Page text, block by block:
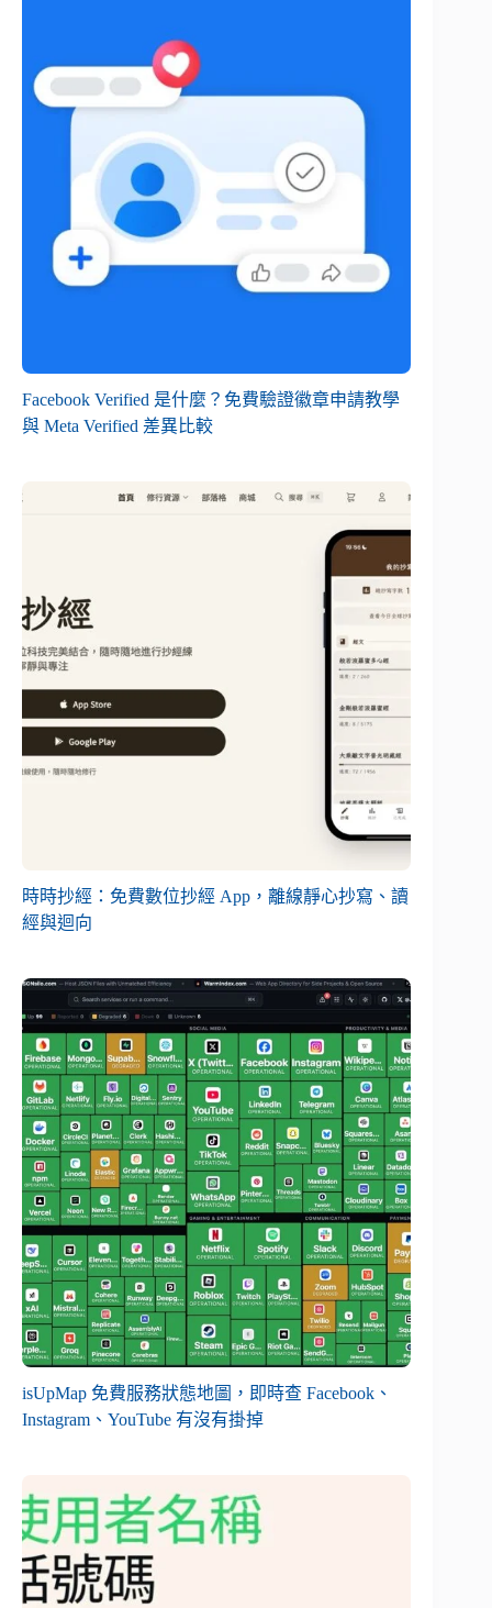
Facebook Verified 是什麼？免費驗證徽章申請教學
與 Meta Verified 差異比較
時時抄經：免費數位抄經 App，離線靜心抄寫、讀
經與迴向
isUpMap 免費服務狀態地圖，即時查 Facebook、
Instagram、YouTube 有沒有掛掉